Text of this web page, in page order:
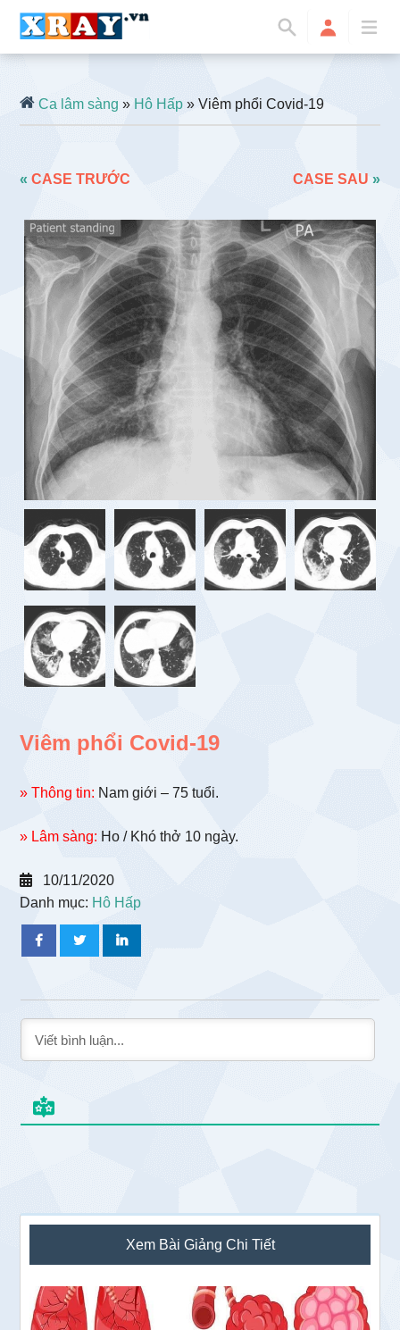
Ca lâm sàng » Hô Hấp » Viêm phổi Covid-19
«CASE TRƯỚC CASE SAU »
Viêm phổi Covid-19
» Thông tin: Nam giới – 75 tuổi.
» Lâm sàng: Ho / Khó thở 10 ngày.
10/11/2020
Danh mục: Hô Hấp
Sidebar
chính
Xem Bài Giảng Chi Tiết